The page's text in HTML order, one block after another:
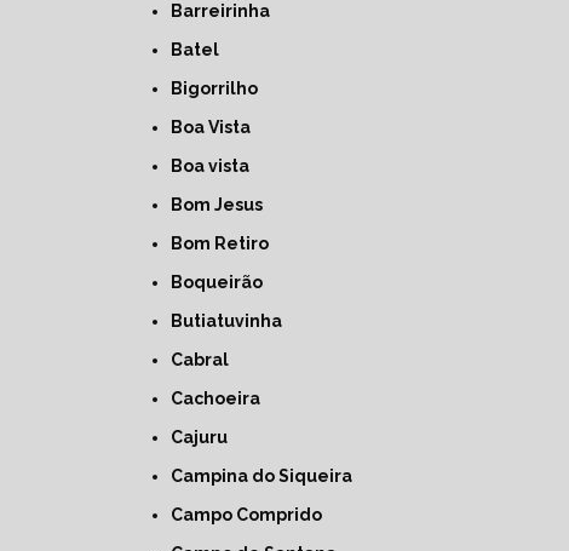
Barreirinha
Batel
Bigorrilho
Boa Vista
Boa vista
Bom Jesus
Bom Retiro
Boqueirão
Butiatuvinha
Cabral
Cachoeira
Cajuru
Campina do Siqueira
Campo Comprido